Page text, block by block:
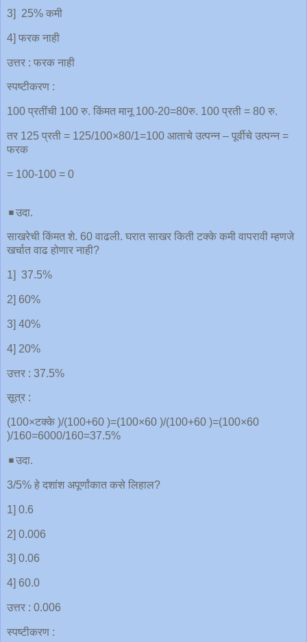
3] 25% कमी
4] फरक नाही
उत्तर : फरक नाही
स्पष्टीकरण :
100 प्रतींची 100 रु. किंमत मानू 100-20=80रु. 100 प्रती = 80 रु.
तर 125 प्रती = 125/100×80/1=100 आताचे उत्पन्न – पूर्वीचे उत्पन्न =
फरक
= 100-100 = 0
◾️उदा.
साखरेची किंमत शे. 60 वाढली. घरात साखर किती टक्के कमी वापरावी म्हणजे
खर्चात वाढ होणार नाही?
1] 37.5%
2] 60%
3] 40%
4] 20%
उत्तर : 37.5%
सूत्र :
(100×टक्के )/(100+60 )=(100×60 )/(100+60 )=(100×60
)/160=6000/160=37.5%
◾️उदा.
3/5% हे दशांश अपूर्णांकात कसे लिहाल?
1] 0.6
2] 0.006
3] 0.06
4] 60.0
उत्तर : 0.006
स्पष्टीकरण :